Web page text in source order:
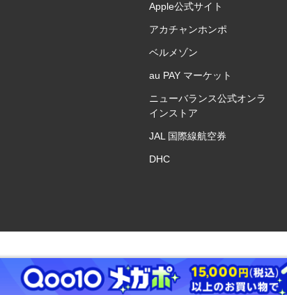
Apple公式サイト
アカチャンホンポ
ベルメゾン
au PAY マーケット
ニューバランス公式オンラ
インストア
JAL 国際線航空券
DHC